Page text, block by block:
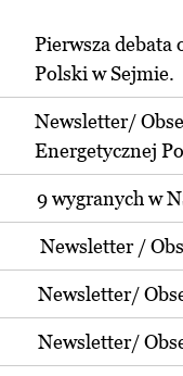
Pierwsza debata
Polski w Sejmie.
Newsletter/
Energetycznej
9 wygranych w
Newsletter /
Newsletter/
Newsletter/